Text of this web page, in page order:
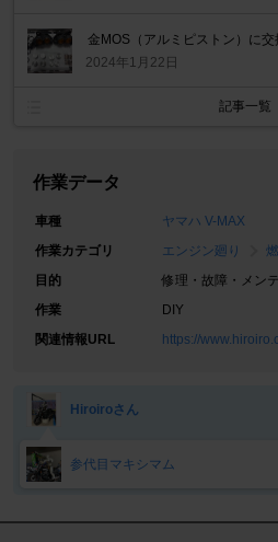
金MOS（アルミピストン）に交
2024年1月22日
記事一覧
作業データ
車種
ヤマハ V-MAX
作業カテゴリ
エンジン廻り
目的
修理・故障・メン
作業
DIY
関連情報URL
https://
Hiroiroさん
参代目マキシマム